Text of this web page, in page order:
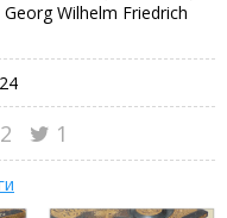
Wilhelm Friedrich
2 1